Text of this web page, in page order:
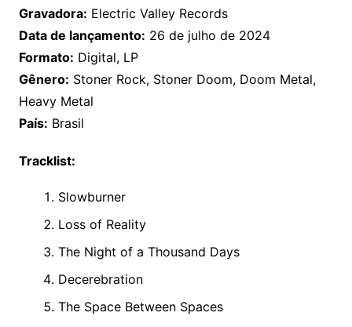
Gravadora: Electric Valley Records
Data de lançamento: 26 de julho de 2024
Formato: Digital, LP
Gênero: Stoner Rock, Stoner Doom, Doom Metal,
Heavy Metal
País: Brasil
Tracklist:
Slowburner
Loss of Reality
The Night of a Thousand Days
Decerebration
The Space Between Spaces